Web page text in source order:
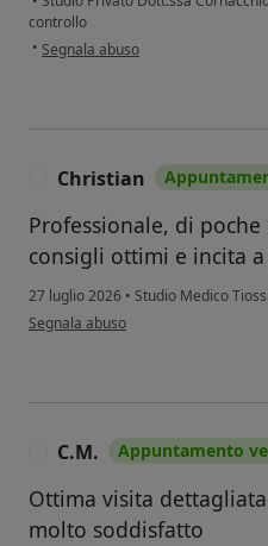
controllo
• secondo l'opinione dell'utente
Segnala abuso
Christian
Professionale, di
consigli ottimi e incita
27 luglio 2026 • Studio Medico Tiossi
secondo l'opinione dell'utente
Segnala abuso
C.M. Appuntamento
Ottima visita
molto soddisfatto